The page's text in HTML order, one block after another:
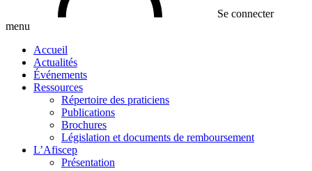
Se connecter
menu
Accueil
Actualités
Événements
Ressources
Répertoire des praticiens
Publications
Brochures
Législation et documents de remboursement
L’Afiscep
Présentation